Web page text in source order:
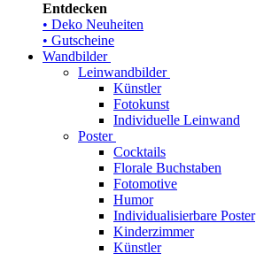
Entdecken
• Deko Neuheiten
• Gutscheine
Wandbilder
Leinwandbilder
Künstler
Fotokunst
Individuelle Leinwand
Poster
Cocktails
Florale Buchstaben
Fotomotive
Humor
Individualisierbare Poster
Kinderzimmer
Künstler